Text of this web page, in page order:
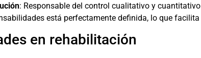
: Responsable del control cualitativo y cuantitativo
está perfectamente definida, lo que
en rehabilitación